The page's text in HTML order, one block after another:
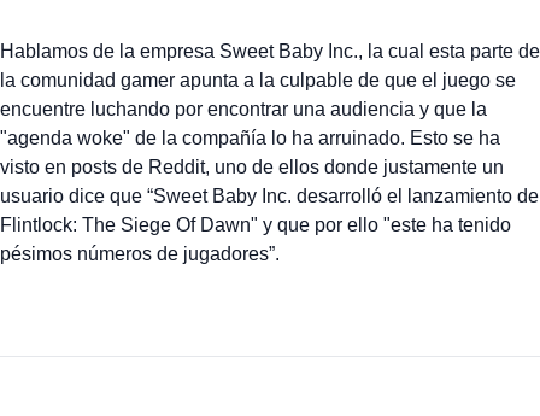
Hablamos de la empresa Sweet Baby Inc., la cual esta parte de
la comunidad gamer apunta a la culpable de que el juego se
encuentre luchando por encontrar una audiencia y que la
"agenda woke" de la compañía lo ha arruinado. Esto se ha
visto en posts de Reddit, uno de ellos donde justamente un
usuario dice que “Sweet Baby Inc. desarrolló el lanzamiento de
Flintlock: The Siege Of Dawn" y que por ello "este ha tenido
pésimos números de jugadores”.